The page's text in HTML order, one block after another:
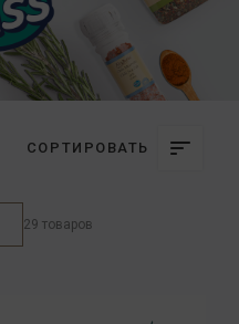
СОРТИРОВАТЬ
29 товаров